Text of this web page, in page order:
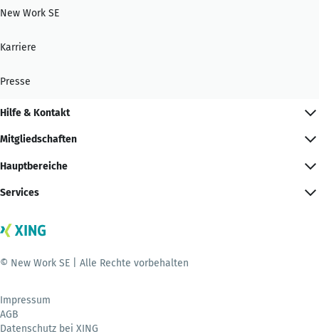
New Work SE
Karriere
Presse
Hilfe & Kontakt
Mitgliedschaften
Hauptbereiche
Services
© New Work SE | Alle Rechte vorbehalten
Impressum
AGB
Datenschutz bei XING